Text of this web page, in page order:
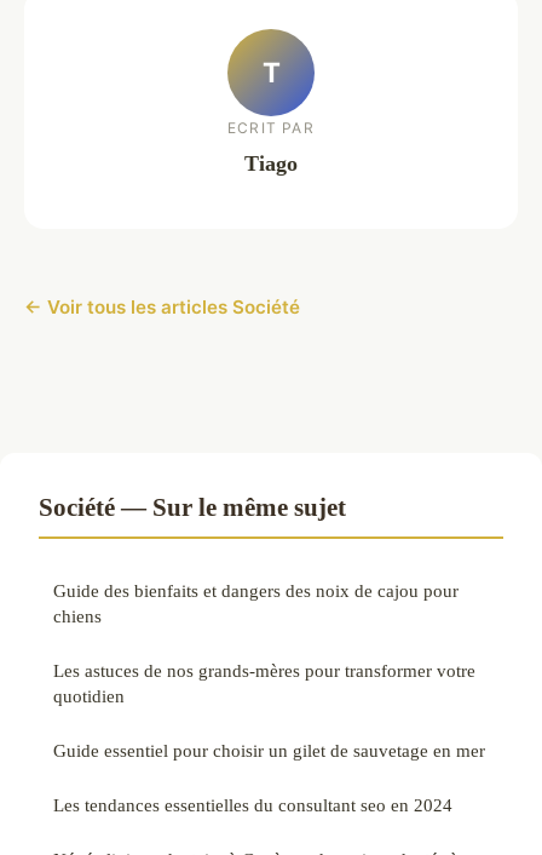
T
ECRIT PAR
Tiago
← Voir tous les articles Société
Société — Sur le même sujet
Guide des bienfaits et dangers des noix de cajou pour
chiens
Les astuces de nos grands-mères pour transformer votre
quotidien
Guide essentiel pour choisir un gilet de sauvetage en mer
Les tendances essentielles du consultant seo en 2024